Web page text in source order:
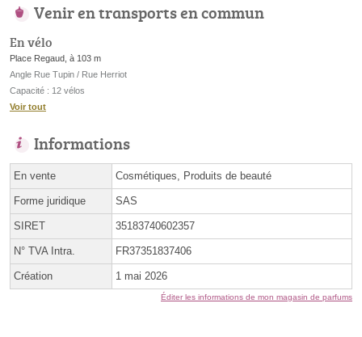
Venir en transports en commun
En vélo
Place Regaud, à 103 m
Angle Rue Tupin / Rue Herriot
Capacité : 12 vélos
Voir tout
Informations
En vente Cosmétiques, Produits de beauté
Forme juridique SAS
SIRET 35183740602357
N° TVA Intra. FR37351837406
Création 1 mai 2026
Éditer les informations de mon magasin de parfums